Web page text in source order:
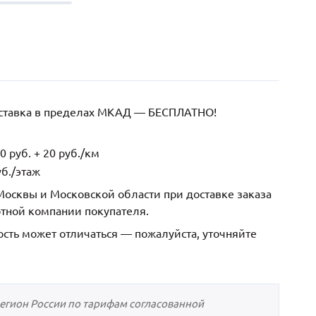
в пределах МКАД — БЕСПЛАТНО!
руб. + 20 руб./км
этаж
и Московской области при доставке заказа
компании покупателя.
может отличаться — пожалуйста, уточняйте
России по тарифам согласованной